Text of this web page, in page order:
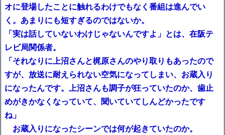
オに登場したことに触れるわけでもなく番組は進んでい
く。あまりにも短すぎるのではないか。
「実は話していないわけじゃないんですよ」とは、在阪テ
レビ局関係者。
「それなりに上沼さんと梶原さんのやり取りもあったので
すが、放送に耐えられない空気になってしまい、お蔵入り
になったんです。上沼さんも調子が狂っていたのか、歯止
めがきかなくなっていて、聞いていてしんどかったです
ね」
お蔵入りになったシーンでは何が起きていたのか。